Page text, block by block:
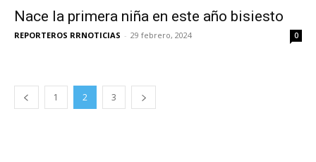
Nace la primera niña en este año bisiesto
REPORTEROS RRNOTICIAS - 29 febrero, 2024 0
1 2 3